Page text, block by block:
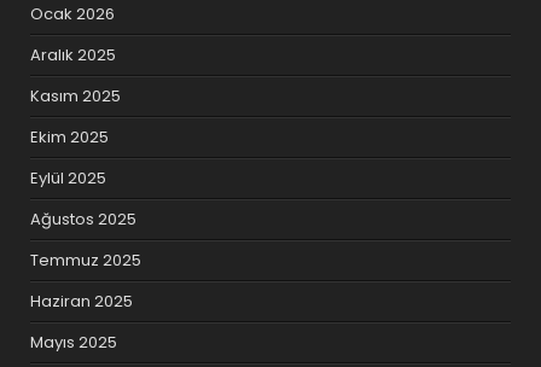
Ocak 2026
Aralık 2025
Kasım 2025
Ekim 2025
Eylül 2025
Ağustos 2025
Temmuz 2025
Haziran 2025
Mayıs 2025